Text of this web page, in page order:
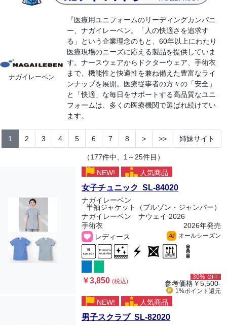
ナガイレーベン
『医療用ユニフォームのリーディングカンパニ
ー、ナガイレーベン。「人の快適さを追求す
る」という企業理念のもと、60年以上にわたり
医療現場のニーズに応える製品を提供していま
す。ナースウェアからドクターウェア、手術衣
まで、機能性と快適性を兼ね備えた豊富なライ
ンナップを展開。医療従事者の方々の「安全」
と「快適」な毎日をサポートする高品質なユニ
フォームは、多くの医療機関で選ばれ続けてい
ます。
1 2 3 4 5 6 7 8 > >> 姉妹サイト
（177件中、1～25件目）
NEW!
人気商品
女子チュニック SL-84020
ナガイレーベン
半袖ジャケット（ブルゾン・ジャンパー）
ナガイレーベン ナウェイ 2026
手術衣
2026年発売
レディース
All オールシーズン
￥3,850(税込)
30% OFF
参考価格￥5,500-
1%ポイント 還元
NEW! 人気商品
男子スクラブ SL-82020